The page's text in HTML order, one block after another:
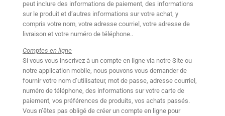
peut inclure des informations de paiement, des informations
sur le produit et d’autres informations sur votre achat, y
compris votre nom, votre adresse courriel, votre adresse de
livraison et votre numéro de téléphone..
Comptes en ligne
Si vous vous inscrivez à un compte en ligne via notre Site ou
notre application mobile, nous pouvons vous demander de
fournir votre nom d’utilisateur, mot de passe, adresse courriel,
numéro de téléphone, des informations sur votre carte de
paiement, vos préférences de produits, vos achats passés.
Vous n’êtes pas obligé de créer un compte en ligne pour